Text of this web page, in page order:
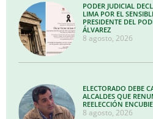
PODER JUDICIAL
LIMA POR EL
PRESIDENTE DEL
ÁLVAREZ
8 agosto, 2026
ELECTORADO DEBE
ALCALDES QUE
REELECCIÓN
8 agosto, 2026